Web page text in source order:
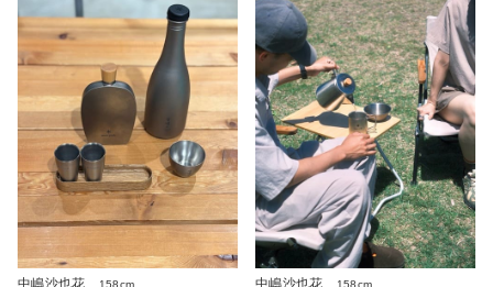
中嶋沙也花
158cm
中嶋沙也花
158cm